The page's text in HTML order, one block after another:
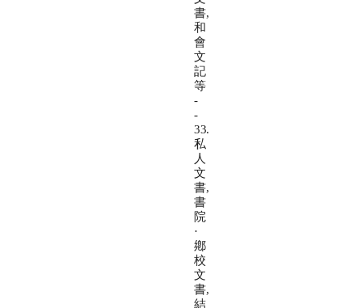
書,
和
會
文
記
等
-
-
33.
私
人
文
書,
書
院
·
鄕
校
文
書,
結